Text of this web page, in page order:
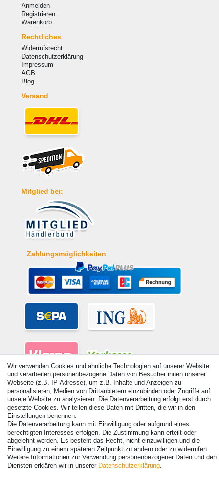
Anmelden
Registrieren
Warenkorb
Rechtliches
Widerrufsrecht
Datenschutzerklärung
Impressum
AGB
Blog
Versand
Mitglied bei:
Zahlungsmöglichkeiten
© Copyright 2026 | Alle Rechte vorbehalten. - Alle Rechte vorbehalten.
Preisangaben inkl. gesetzl. 19% MwSt. | Grundpreise siehe Artikeldetail | *Gilt für
Lieferungen nach Deutschland!
Vertrag widerrufen Kontakt
Wir verwenden Cookies und ähnliche Technologien auf unserer Website
und verarbeiten personenbezogene Daten von Besucher:innen unserer
Webseite (z.B. IP-Adresse), um z.B. Inhalte und Anzeigen zu
personalisieren, Medien von Drittanbietern einzubinden oder Zugriffe auf
unsere Website zu analysieren. Die Datenverarbeitung erfolgt erst durch
gesetzte Cookies. Wir teilen diese Daten mit Dritten, die wir in den
Einstellungen benennen.
Die Datenverarbeitung kann mit Einwilligung oder aufgrund eines
berechtigten Interesses erfolgen. Die Zustimmung kann erteilt oder
abgelehnt werden. Es besteht das Recht, nicht einzuwilligen und die
Einwilligung zu einem späteren Zeitpunkt zu ändern oder zu widerrufen.
Weitere Informationen zur Verwendung personenbezogener Daten und den
Diensten erklären wir in unserer Daten­schutz­erklärung.